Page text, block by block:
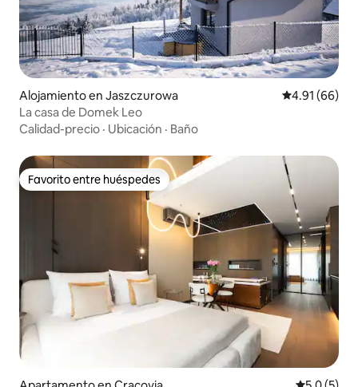
Alojamiento en Jaszczurowa Calificación
4.91 (66)
La casa de Domek Leo
Calidad-precio · Ubicación · Baño
Favorito entre huéspedes
Favorito entre huéspedes